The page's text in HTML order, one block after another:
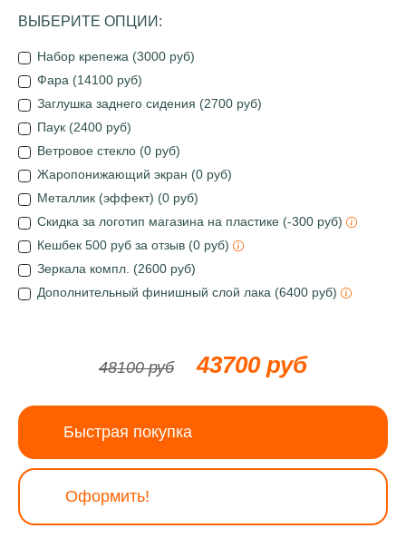
ВЫБЕРИТЕ ОПЦИИ:
Набор крепежа (3000 руб)
Фара (14100 руб)
Заглушка заднего сидения (2700 руб)
Паук (2400 руб)
Ветровое стекло (0 руб)
Жаропонижающий экран (0 руб)
Металлик (эффект) (0 руб)
Скидка за логотип магазина на пластике (-300 руб)
Кешбек 500 руб за отзыв (0 руб)
Зеркала компл. (2600 руб)
Дополнительный финишный слой лака (6400 руб)
48100 руб 43700 руб
Быстрая покупка
Оформить!